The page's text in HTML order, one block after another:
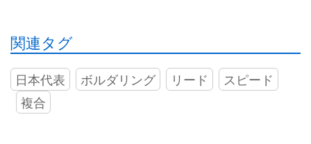
関連タグ
日本代表 ボルダリング リード
スピード
複合